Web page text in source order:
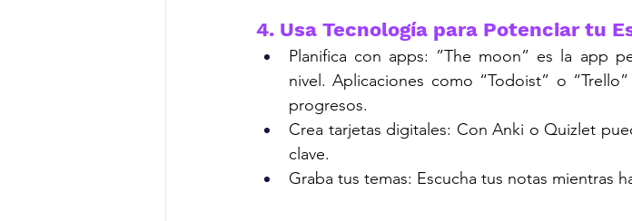
4. Usa Tecnología para Potenciar tu
Planifica con apps: ”The moon” es la app
nivel. Aplicaciones como “Todoist” o
progresos.
Crea tarjetas digitales: Con Anki o Quizlet
clave.
Graba tus temas: Escucha tus notas mientras